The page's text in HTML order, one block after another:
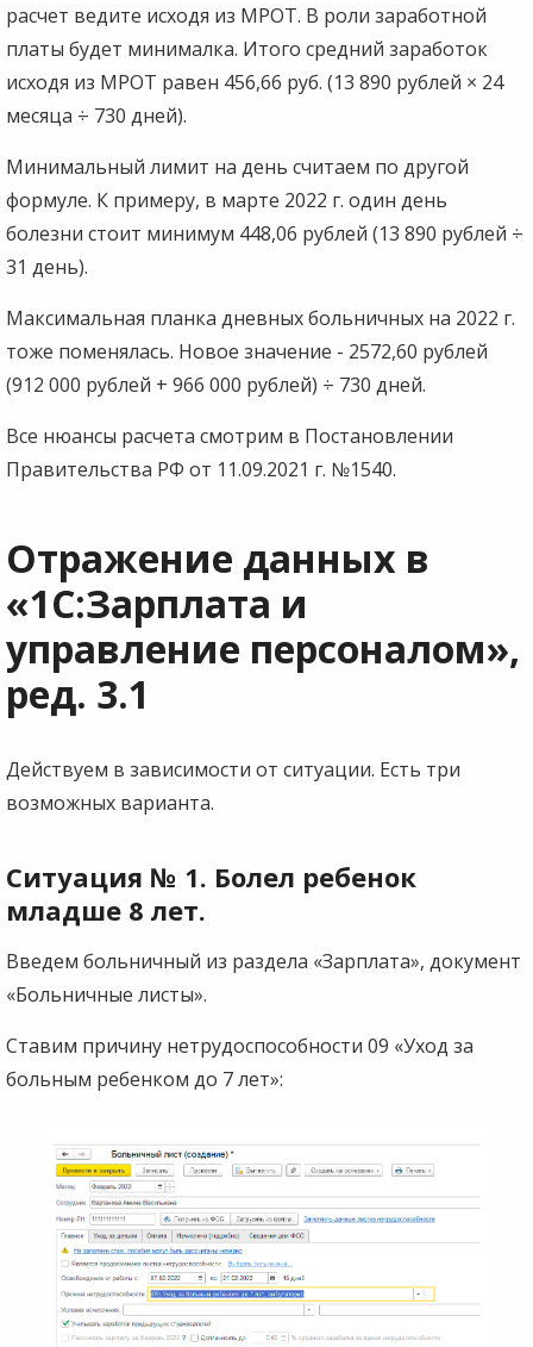
расчет ведите исходя из МРОТ. В роли заработной
платы будет минималка. Итого средний заработок
исходя из МРОТ равен 456,66 руб. (13 890 рублей × 24
месяца ÷ 730 дней).
Минимальный лимит на день считаем по другой
формуле. К примеру, в марте 2022 г. один день
болезни стоит минимум 448,06 рублей (13 890 рублей ÷
31 день).
Максимальная планка дневных больничных на 2022 г.
тоже поменялась. Новое значение - 2572,60 рублей
(912 000 рублей + 966 000 рублей) ÷ 730 дней.
Все нюансы расчета смотрим в Постановлении
Правительства РФ от 11.09.2021 г. №1540.
Отражение данных в
«1С:Зарплата и
управление персоналом»,
ред. 3.1
Действуем в зависимости от ситуации. Есть три
возможных варианта.
Ситуация № 1. Болел ребенок
младше 8 лет.
Введем больничный из раздела «Зарплата», документ
«Больничные листы».
Ставим причину нетрудоспособности 09 «Уход за
больным ребенком до 7 лет»: